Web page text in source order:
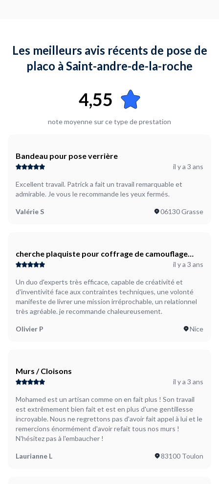
Les meilleurs avis récents de pose de
placo à Saint-andre-de-la-roche
4,55
note moyenne sur ce type de prestation
Bandeau pour pose verrière
il y a 3 ans
Excellent travail. Patrick a fait un travail remarquable et
admirable. Je vous le recommande les yeux fermés.
Valérie S 06130 Grasse
cherche plaquiste pour coffrage de camouflage
d'un goulotte électrique
il y a 3 ans
Un duo d'experts très efficace, capable de créativité et
d'inventivité face aux contraintes techniques, une volonté
manifeste de livrer une mission irréprochable, un relationnel
très agréable. je recommande chaleureusement.
Olivier P Nice
Murs / Cloisons
il y a 3 ans
Mohamed est un artisan comme on en fait plus ! Son travail
est extrêmement bien fait et est en plus d'une gentillesse
incroyable. Nous ne regrettons pas d'avoir fait appel à lui et le
remercions énormément d'avoir refait tous nos murs !
N'hésitez pas à l'embaucher !
Laurianne L 83100 Toulon